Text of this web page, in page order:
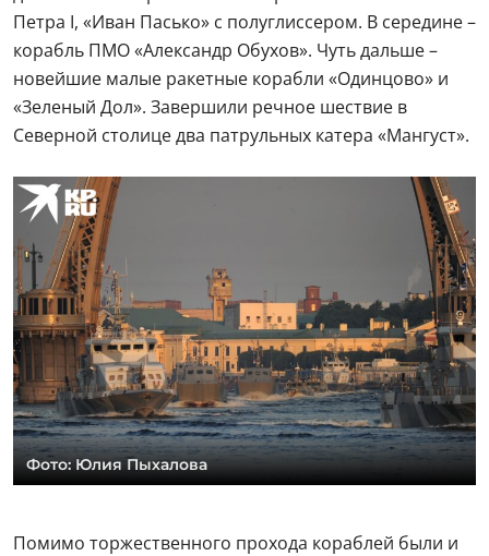
Петра I, «Иван Пасько» с полуглиссером. В середине –
корабль ПМО «Александр Обухов». Чуть дальше –
новейшие малые ракетные корабли «Одинцово» и
«Зеленый Дол». Завершили речное шествие в
Северной столице два патрульных катера «Мангуст».
Фото: Юлия Пыхалова
Помимо торжественного прохода кораблей были и